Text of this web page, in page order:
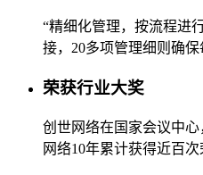
“精细化管理，按流程进
接，20多项管理细则确
荣获行业大奖
创世网络在国家会议中
网络10年累计获得近百